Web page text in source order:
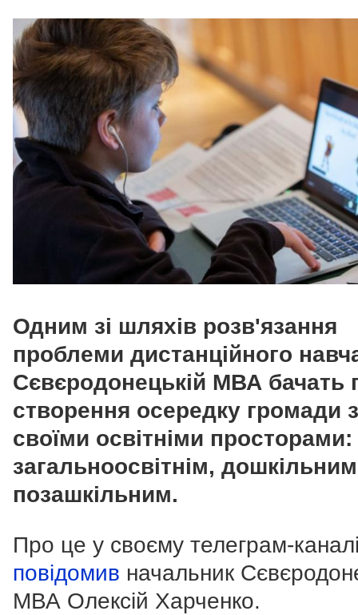
Одним зі шляхів розв'язання
проблеми дистанційного
Сєвєродонецькій МВА бачать
створення осередку громади
своїми освітніми просторами:
загальноосвітнім, дошкільним
позашкільним.
Про це у своєму телеграм-
повідомив начальник
МВА Олексій Харченко.